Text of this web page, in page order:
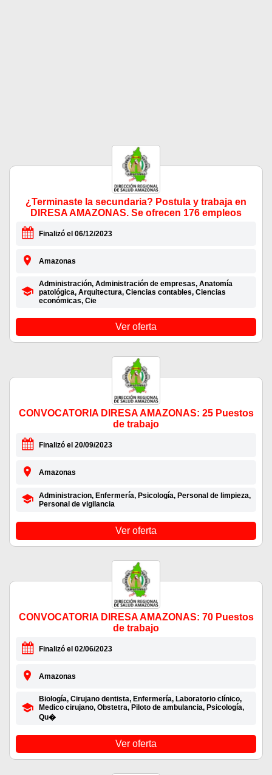
¿Terminaste la secundaria? Postula y trabaja en
DIRESA AMAZONAS. Se ofrecen 176 empleos
Finalizó el 06/12/2023
Amazonas
Administración, Administración de empresas, Anatomía
patológica, Arquitectura, Ciencias contables, Ciencias
económicas, Cie
Ver oferta
CONVOCATORIA DIRESA AMAZONAS: 25 Puestos
de trabajo
Finalizó el 20/09/2023
Amazonas
Administracion, Enfermería, Psicología, Personal de limpieza,
Personal de vigilancia
Ver oferta
CONVOCATORIA DIRESA AMAZONAS: 70 Puestos
de trabajo
Finalizó el 02/06/2023
Amazonas
Biología, Cirujano dentista, Enfermería, Laboratorio clínico,
Medico cirujano, Obstetra, Piloto de ambulancia, Psicología,
Qu�
Ver oferta